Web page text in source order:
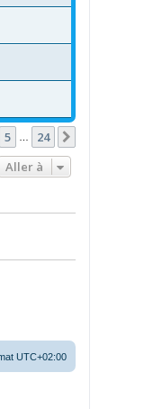
5 24
Aller à
UTC+02:00